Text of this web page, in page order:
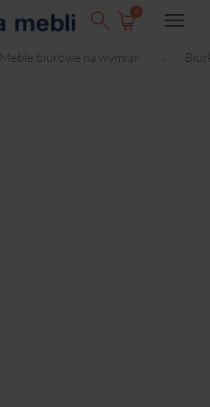
0
Meble biurowe na wymiar